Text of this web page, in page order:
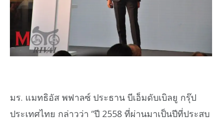
มร. แมทธิอัส พฟาลซ์ ประธาน บีเอ็มดับเบิลยู กรุ๊ป
ประเทศไทย กล่าวว่า “ปี 2558 ที่ผ่านมาเป็นปีที่ประสบ